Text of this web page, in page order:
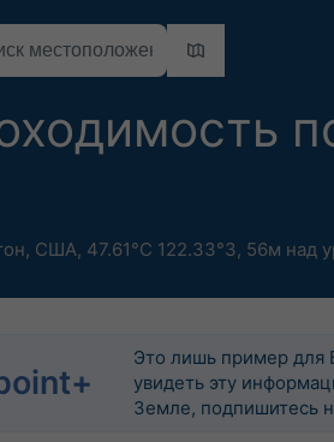
, США, 47.61°С 122.33°З, 56м над
Это лишь пример для
увидеть эту
Земле, подпишитесь